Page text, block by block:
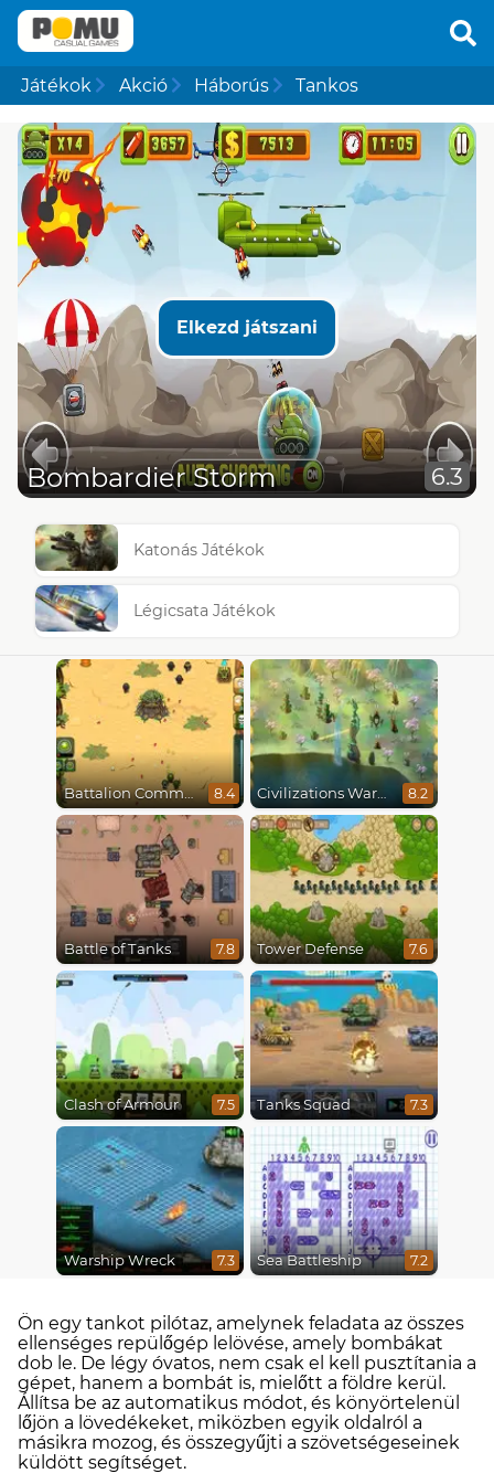
Játékok Akció Háborús Tankos
Elkezd játszani
Bombardier Storm 6.3
Katonás Játékok
Légicsata Játékok
Battalion Commander 8.4 Civilizations Wars Master Edition 8.2
Battle of Tanks 7.8 Tower Defense 7.6
Clash of Armour 7.5 Tanks Squad 7.3
Warship Wreck 7.3 Sea Battleship 7.2
Ön egy tankot pilótaz, amelynek feladata az összes
ellenséges repülőgép lelövése, amely bombákat
dob le. De légy óvatos, nem csak el kell pusztítania a
gépet, hanem a bombát is, mielőtt a földre kerül.
Állítsa be az automatikus módot, és könyörtelenül
lőjön a lövedékeket, miközben egyik oldalról a
másikra mozog, és összegyűjti a szövetségeseinek
küldött segítséget.